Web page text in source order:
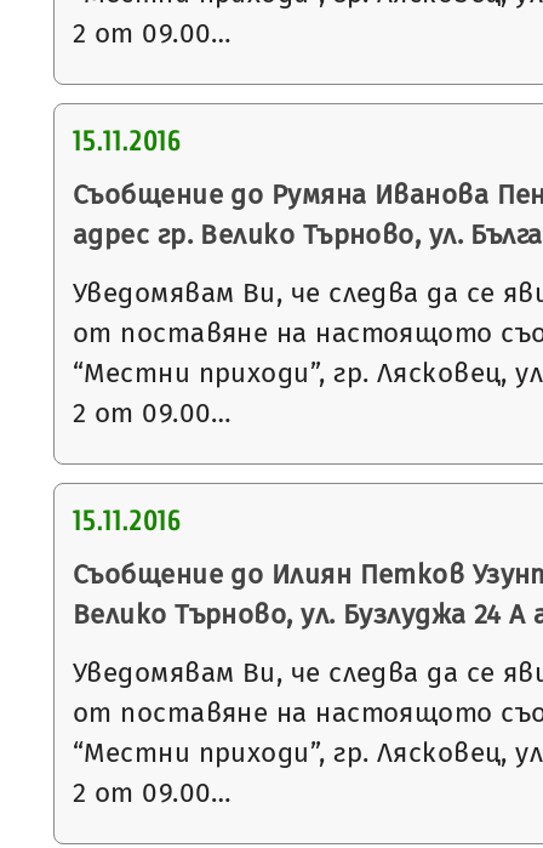
2 от 09.00…
15.11.2016
Съобщение до Румяна Иванова
адрес гр. Велико Търново, ул.
Уведомявам Ви, че следва да се
от поставяне на настоящото
“Местни приходи”, гр. Лясковец,
2 от 09.00…
15.11.2016
Съобщение до Илиян Петков
Велико Търново, ул. Бузлуджа 24 А
Уведомявам Ви, че следва да се
от поставяне на настоящото
“Местни приходи”, гр. Лясковец,
2 от 09.00…